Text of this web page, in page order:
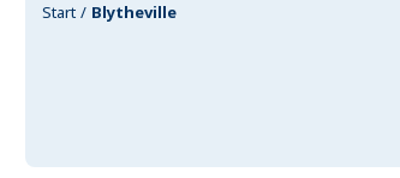
Start Blytheville